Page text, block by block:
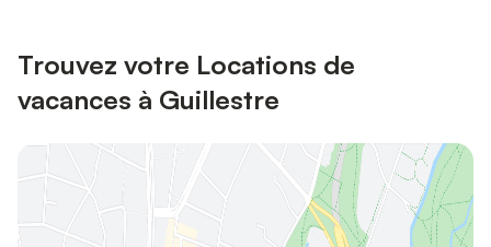
Trouvez votre Locations de
vacances à Guillestre